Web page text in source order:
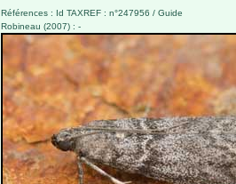
Références : Id TAXREF : n°247956 / Guide
Robineau (2007) : -